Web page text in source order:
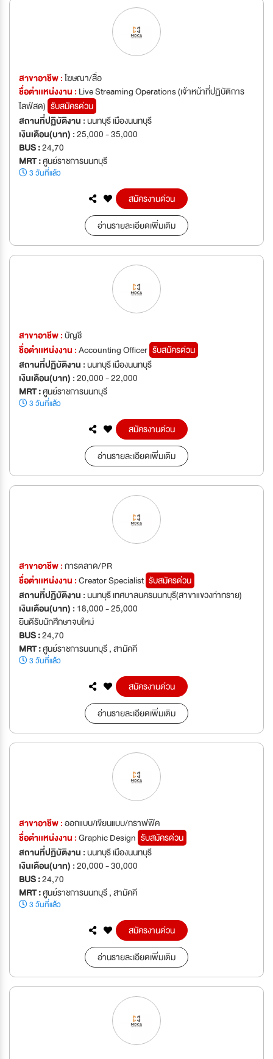
สาขาอาชีพ :โฆษณา/สื่อ
ชื่อตำเเหน่งงาน : Live Streaming Operations (เจ้าหน้าที่ปฏิบัติการ
ไลฟ์สด) รับสมัครด่วน
สถานที่ปฏิบัติงาน :นนทบุรี เมืองนนทบุรี
เงินเดือน(บาท) :25,000 - 35,000
BUS :24,70
MRT :ศูนย์ราชการนนทบุรี
3 วันที่แล้ว
สมัครงานด่วน
อ่านรายละเอียดเพิ่มเติม
สาขาอาชีพ :บัญชี
ชื่อตำเเหน่งงาน :Accounting Officer รับสมัครด่วน
สถานที่ปฏิบัติงาน :นนทบุรี เมืองนนทบุรี
เงินเดือน(บาท) :20,000 - 22,000
MRT :ศูนย์ราชการนนทบุรี
3 วันที่แล้ว
สมัครงานด่วน
อ่านรายละเอียดเพิ่มเติม
สาขาอาชีพ :การตลาด/PR
ชื่อตำเเหน่งงาน :Creator Specialist รับสมัครด่วน
สถานที่ปฏิบัติงาน :นนทบุรี เทศบาลนครนนทบุรี(สาขาแขวงท่าทราย)
เงินเดือน(บาท) : 18,000 - 25,000
ยินดีรับนักศึกษาจบใหม่
BUS :24,70
MRT :ศูนย์ราชการนนทบุรี , สามัคคี
3 วันที่แล้ว
สมัครงานด่วน
อ่านรายละเอียดเพิ่มเติม
สาขาอาชีพ :ออกแบบ/เขียนแบบ/กราฟฟิค
ชื่อตำเเหน่งงาน :Graphic Design รับสมัครด่วน
สถานที่ปฏิบัติงาน :นนทบุรี เมืองนนทบุรี
เงินเดือน(บาท) :20,000 - 30,000
BUS :24,70
MRT :ศูนย์ราชการนนทบุรี , สามัคคี
3 วันที่แล้ว
สมัครงานด่วน
อ่านรายละเอียดเพิ่มเติม